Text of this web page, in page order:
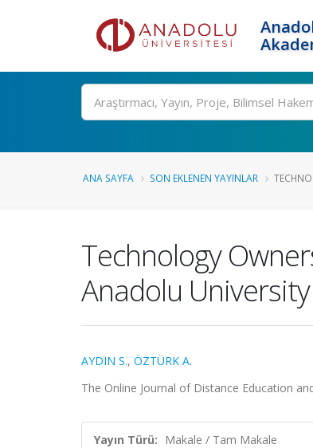
Ara
ANA SAYFA SON EKLENEN YAYINLAR
Technology
Anadolu
AYDIN S., ÖZTÜRK A.
The Online Journal of Distance Education
Yayın Türü: Makale / Tam Makale